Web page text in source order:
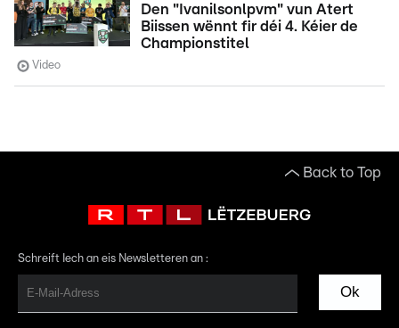
Den "Ivanilsonlpvm" vun Atert
Biissen wënnt fir déi 4. Kéier de
Championstitel
Video
Back to Top
Schreift Iech an eis Newsletteren an :
Ok